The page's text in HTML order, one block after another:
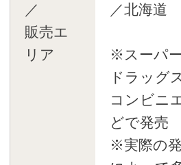
／
販売エ
リア
／北海道
※スーパ
ドラッグ
コンビニ
どで発売
※実際の